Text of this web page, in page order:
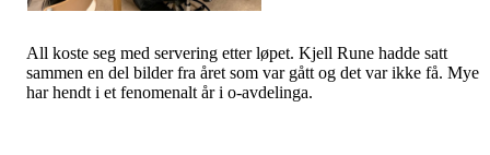
All koste seg med servering etter løpet. Kjell Rune hadde satt
sammen en del bilder fra året som var gått og det var ikke få. Mye
har hendt i et fenomenalt år i o-avdelinga.